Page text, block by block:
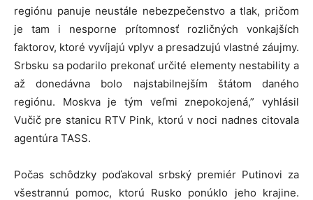
regiónu panuje neustále nebezpečenstvo a tlak, pričom
je tam i nesporne prítomnosť rozličných vonkajších
faktorov, ktoré vyvíjajú vplyv a presadzujú vlastné záujmy.
Srbsku sa podarilo prekonať určité elementy nestability a
až donedávna bolo najstabilnejším štátom daného
regiónu. Moskva je tým veľmi znepokojená,” vyhlásil
Vučič pre stanicu RTV Pink, ktorú v noci nadnes citovala
agentúra TASS.
Počas schôdzky poďakoval srbský premiér Putinovi za
všestrannú pomoc, ktorú Rusko ponúklo jeho krajine.